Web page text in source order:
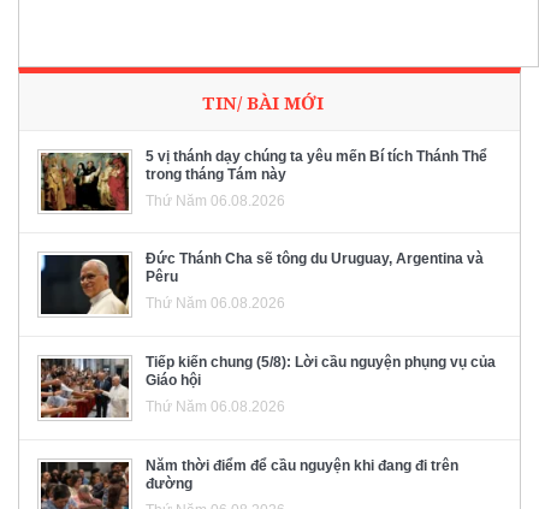
TIN/ BÀI MỚI
5 vị thánh dạy chúng ta yêu mến Bí tích Thánh Thể
trong tháng Tám này
Thứ Năm 06.08.2026
Đức Thánh Cha sẽ tông du Uruguay, Argentina và
Pêru
Thứ Năm 06.08.2026
Tiếp kiến chung (5/8): Lời cầu nguyện phụng vụ của
Giáo hội
Thứ Năm 06.08.2026
Năm thời điểm để cầu nguyện khi đang đi trên
đường